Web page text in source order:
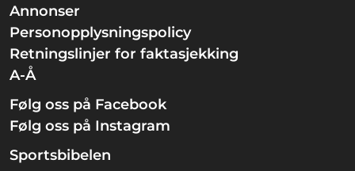
Annonser
Personopplysningspolicy
Retningslinjer for faktasjekking
A-Å
Følg oss på Facebook
Følg oss på Instagram
Sportsbibelen